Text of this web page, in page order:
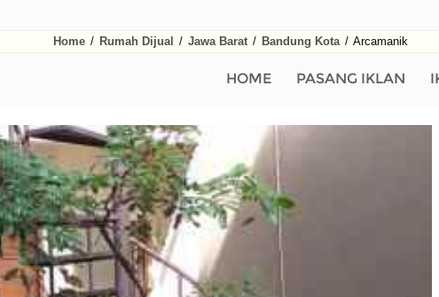
Home / Rumah Dijual / Jawa Barat / Bandung Kota / Arcamanik
HOME PASANG IKLAN